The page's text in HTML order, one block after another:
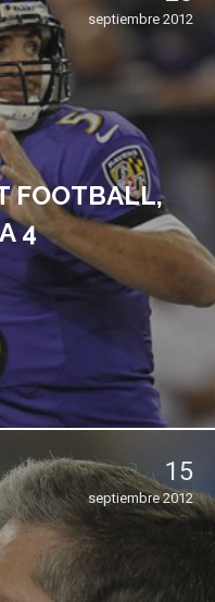
septiembre 2012
FOOTBALL,
4
15
septiembre 2012